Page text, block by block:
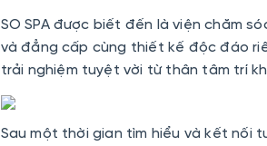
SO SPA được biết đến là viện chăm
và đẳng cấp cùng thiết kế độc đáo
trải nghiệm tuyệt vời từ thân tâm trí
Sau một thời gian tìm hiểu và kết nối